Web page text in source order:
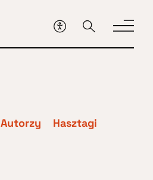
Autorzy Hasztagi